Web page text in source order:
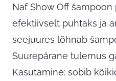
Naf Show Off
efektiivselt puhtaks ja
seejuures lõhnab
Suurepärane tulemus
Kasutamine: sobib